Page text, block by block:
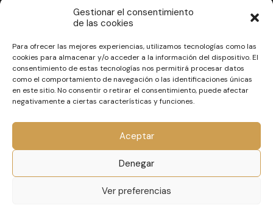
Gestionar el consentimiento
de las cookies
Para ofrecer las mejores experiencias, utilizamos tecnologías como las
cookies para almacenar y/o acceder a la información del dispositivo. El
consentimiento de estas tecnologías nos permitirá procesar datos
como el comportamiento de navegación o las identificaciones únicas
en este sitio. No consentir o retirar el consentimiento, puede afectar
negativamente a ciertas características y funciones.
Aceptar
Denegar
Ver preferencias
CONTACTO
info@lag-protocolo.com
Avda. Montefaro, n º83